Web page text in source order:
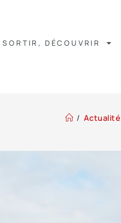
SORTIR, DÉCOUVRIR
/ Actualité